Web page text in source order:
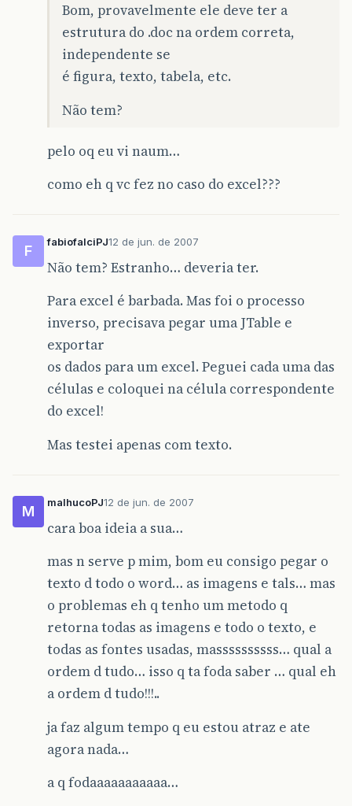
Bom, provavelmente ele deve ter a
estrutura do .doc na ordem correta,
independente se
é figura, texto, tabela, etc.
Não tem?
pelo oq eu vi naum…
como eh q vc fez no caso do excel???
F
fabiofalciPJ12 de jun. de 2007
Não tem? Estranho… deveria ter.
Para excel é barbada. Mas foi o processo
inverso, precisava pegar uma JTable e
exportar
os dados para um excel. Peguei cada uma das
células e coloquei na célula correspondente
do excel!
Mas testei apenas com texto.
M
malhucoPJ12 de jun. de 2007
cara boa ideia a sua…
mas n serve p mim, bom eu consigo pegar o
texto d todo o word… as imagens e tals… mas
o problemas eh q tenho um metodo q
retorna todas as imagens e todo o texto, e
todas as fontes usadas, massssssssss… qual a
ordem d tudo… isso q ta foda saber … qual eh
a ordem d tudo!!!..
ja faz algum tempo q eu estou atraz e ate
agora nada…
a q fodaaaaaaaaaaa…